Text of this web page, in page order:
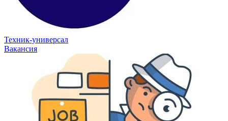
Техник-универсал
Вакансия